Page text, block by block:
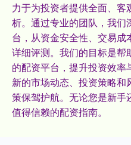
力于为投资者提供全面、
析。通过专业的团队，我
台，从资金安全性、交易
详细评测。我们的目标是帮
的配资平台，提升投资效
新的市场动态、投资策略
策保驾护航。无论您是新手
值得信赖的配资指南。